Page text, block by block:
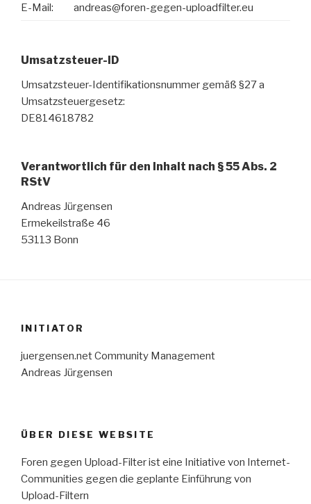
E-Mail: andreas@foren-gegen-uploadfilter.eu
Umsatzsteuer-ID
Umsatzsteuer-Identifikationsnummer gemäß §27 a
Umsatzsteuergesetz:
DE814618782
Verantwortlich für den Inhalt nach § 55 Abs. 2
RStV
Andreas Jürgensen
Ermekeilstraße 46
53113 Bonn
INITIATOR
juergensen.net Community Management
Andreas Jürgensen
ÜBER DIESE WEBSITE
Foren gegen Upload-Filter ist eine Initiative von Internet-
Communities gegen die geplante Einführung von
Upload-Filtern